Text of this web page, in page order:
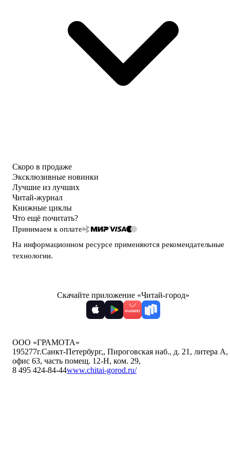
Скоро в продаже
Эксклюзивные новинки
Лучшие из лучших
Читай-журнал
Книжные циклы
Что ещё почитать?
Принимаем к оплате
На информационном ресурсе применяются рекомендательные
технологии.
Скачайте приложение «Читай-город»
ООО «ГРАМОТА»
195277г.Санкт-Петербург,, Пироговская наб., д. 21, литера А,
офис 63, часть помещ. 12-Н, ком. 29,
8 495 424-84-44www.chitai-gorod.ru/